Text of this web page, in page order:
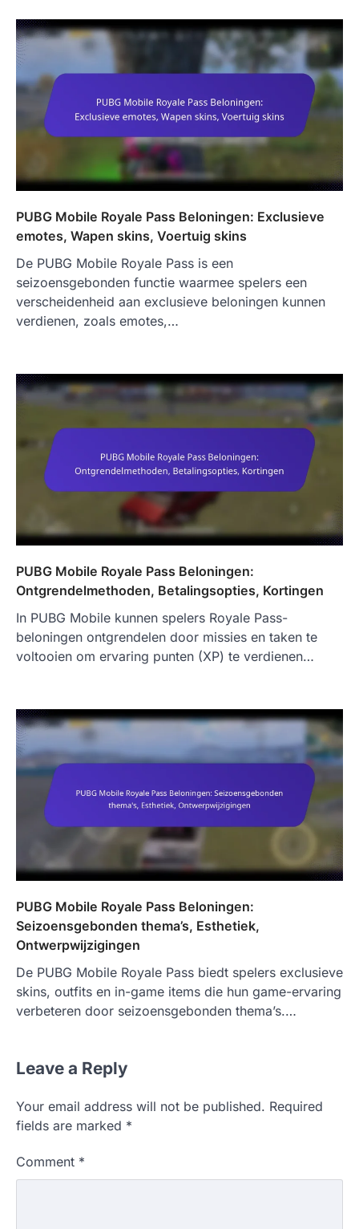
PUBG Mobile Royale Pass Beloningen: Exclusieve
emotes, Wapen skins, Voertuig skins
De PUBG Mobile Royale Pass is een
seizoensgebonden functie waarmee spelers een
verscheidenheid aan exclusieve beloningen kunnen
verdienen, zoals emotes,…
PUBG Mobile Royale Pass Beloningen:
Ontgrendelmethoden, Betalingsopties, Kortingen
In PUBG Mobile kunnen spelers Royale Pass-
beloningen ontgrendelen door missies en taken te
voltooien om ervaring punten (XP) te verdienen…
PUBG Mobile Royale Pass Beloningen:
Seizoensgebonden thema’s, Esthetiek,
Ontwerpwijzigingen
De PUBG Mobile Royale Pass biedt spelers exclusieve
skins, outfits en in-game items die hun game-ervaring
verbeteren door seizoensgebonden thema’s.…
Leave a Reply
Your email address will not be published. Required
fields are marked *
Comment *